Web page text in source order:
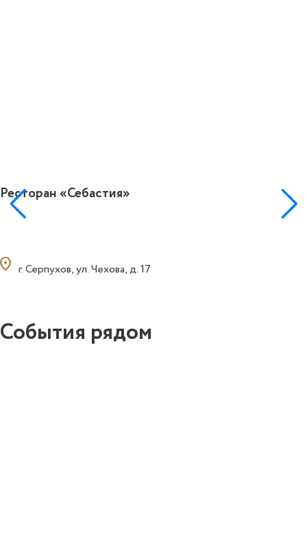
Ресторан «Себастия»
г. Серпухов, ул. Чехова, д. 17
События рядом